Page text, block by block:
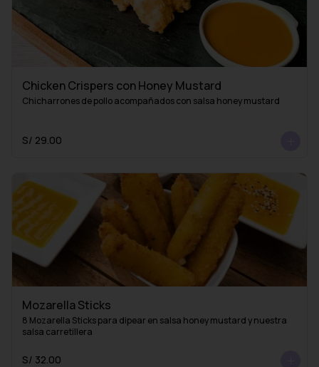
Chicken Crispers con Honey Mustard
Chicharrones de pollo acompañados con salsa honey mustard
S/ 29.00
Mozarella Sticks
8 Mozarella Sticks para dipear en salsa honey mustard y nuestra
salsa carretillera
S/ 32.00